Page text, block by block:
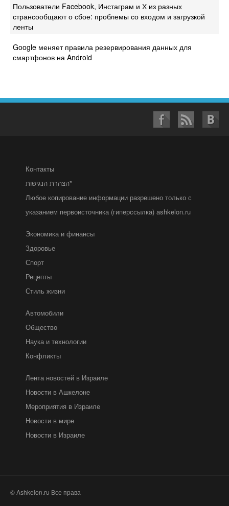
Пользователи Facebook, Инстаграм и Х из разных
странсообщают о сбое: проблемы со входом и загрузкой
ленты
Google меняет правила резервирования данных для
смартфонов на Android
Контакты
הצהרת הנגישות*
Любое копирование информации разрешено только с
указанием первоисточника (гиперссылка) ashkelon.ru
Экономика и финансы
Здоровье
Спорт
Рецепты
Стиль жизни
Автомобили
Общество
Наука и технологии
Конфликты
Лента новостей в Израиле
Новости в Ашкелоне
Мероприятия в Израиле
Новости в мире
Новости в Израиле
© Ashkelon.ru Все права